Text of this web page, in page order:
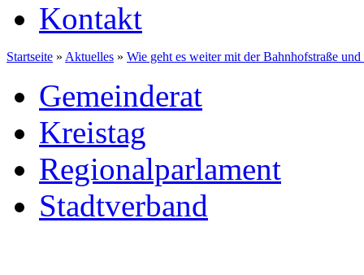
Kontakt
Startseite » Aktuelles » Wie geht es weiter mit der Bahnhofstraße
Gemeinderat
Kreistag
Regionalparlament
Stadtverband